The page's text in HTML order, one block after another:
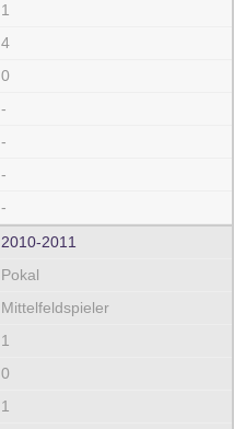
1
4
0
-
-
-
-
2010‑2011
Pokal
Mittelfeldspieler
1
0
1